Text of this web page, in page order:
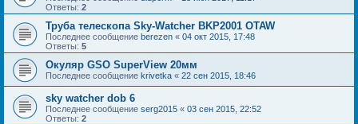
Ответы: 2
Труба телескопа Sky-Watcher BKP2001 OTAW
Последнее сообщение berezen « 04 окт 2015, 17:48
Ответы: 5
Окуляр GSO SuperView 20мм
Последнее сообщение krivetka « 22 сен 2015, 18:46
sky watcher dob 6
Последнее сообщение serg2015 « 03 сен 2015, 22:52
Ответы: 2